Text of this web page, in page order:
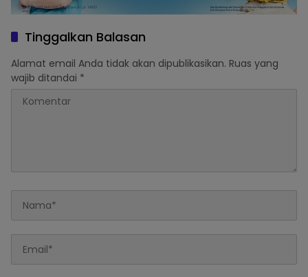
Tinggalkan Balasan
Alamat email Anda tidak akan dipublikasikan. Ruas yang
wajib ditandai *